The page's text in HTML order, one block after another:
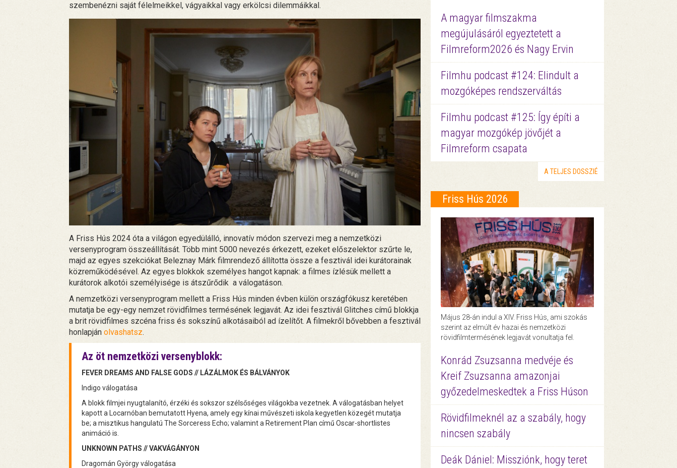
szembenézni saját félelmeikkel, vágyaikkal vagy erkölcsi dilemmáikkal.
A Friss Hús 2024 óta a világon egyedülálló, innovatív módon szervezi meg a nemzetközi
versenyprogram összeállítását. Több mint 5000 nevezés érkezett, ezeket előszelektor szűrte le,
majd az egyes szekciókat Beleznay Márk filmrendező állította össze a fesztivál idei kurátorainak
közreműködésével. Az egyes blokkok személyes hangot kapnak: a filmes ízlésük mellett a
kurátorok alkotói személyisége is átszűrődik a válogatáson.
A nemzetközi versenyprogram mellett a Friss Hús minden évben külön országfókusz keretében
mutatja be egy-egy nemzet rövidfilmes termésének legjavát. Az idei fesztivál Glitches című blokkja
a brit rövidfilmes szcéna friss és sokszínű alkotásaiból ad ízelítőt. A filmekről bővebben a fesztivál
honlapján olvashatsz.
Az öt nemzetközi versenyblokk:
FEVER DREAMS AND FALSE GODS // LÁZÁLMOK ÉS BÁLVÁNYOK
Indigo válogatása
A blokk filmjei nyugtalanító, érzéki és sokszor szélsőséges világokba vezetnek. A válogatásban helyet
kapott a Locarnóban bemutatott Hyena, amely egy kínai művészeti iskola kegyetlen közegét mutatja
be; a misztikus hangulatú The Sorceress Echo; valamint a Retirement Plan című Oscar-shortlistes
animáció is.
UNKNOWN PATHS // VAKVÁGÁNYON
Dragomán György válogatása
A magyar filmszakma
megújulásáról egyeztetett a
Filmreform2026 és Nagy Ervin
Filmhu podcast #124: Elindult a
mozgóképes rendszerváltás
Filmhu podcast #125: Így építi a
magyar mozgókép jövőjét a
Filmreform csapata
A TELJES DOSSZIÉ
Friss Hús 2026
Május 28-án indul a XIV. Friss Hús, ami szokás
szerint az elmúlt év hazai és nemzetközi
rövidfilmtermésének legjavát vonultatja fel.
Konrád Zsuzsanna medvéje és
Kreif Zsuzsanna amazonjai
győzedelmeskedtek a Friss Húson
Rövidfilmeknél az a szabály, hogy
nincsen szabály
Deák Dániel: Missziónk, hogy teret